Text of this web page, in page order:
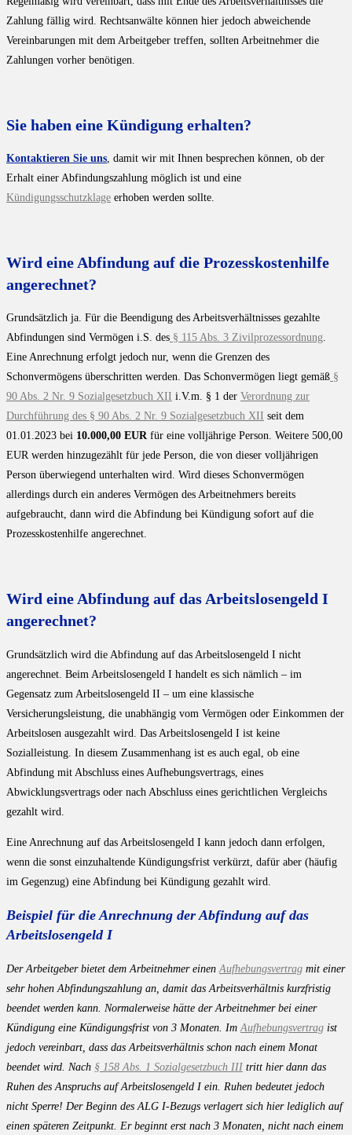
Zahlung fällig wird. Rechtsanwälte können hier jedoch abweichende
Vereinbarungen mit dem Arbeitgeber treffen, sollten Arbeitnehmer die
Zahlungen vorher benötigen.
Sie haben eine Kündigung erhalten?
Kontaktieren Sie uns, damit wir mit Ihnen besprechen können, ob der
Erhalt einer Abfindungszahlung möglich ist und eine
Kündigungsschutzklage erhoben werden sollte.
Wird eine Abfindung auf die Prozesskostenhilfe
angerechnet?
Grundsätzlich ja. Für die Beendigung des Arbeitsverhältnisses gezahlte
Abfindungen sind Vermögen i.S. des § 115 Abs. 3 Zivilprozessordnung.
Eine Anrechnung erfolgt jedoch nur, wenn die Grenzen des
Schonvermögens überschritten werden. Das Schonvermögen liegt gemäß §
90 Abs. 2 Nr. 9 Sozialgesetzbuch XII i.V.m. § 1 der Verordnung zur
Durchführung des § 90 Abs. 2 Nr. 9 Sozialgesetzbuch XII seit dem
01.01.2023 bei 10.000,00 EURfür eine volljährige Person. Weitere 500,00
EUR werden hinzugezählt für jede Person, die von dieser volljährigen
Person überwiegend unterhalten wird. Wird dieses Schonvermögen
allerdings durch ein anderes Vermögen des Arbeitnehmers bereits
aufgebraucht, dann wird die Abfindung bei Kündigung sofort auf die
Prozesskostenhilfe angerechnet.
Wird eine Abfindung auf das Arbeitslosengeld I
angerechnet?
Grundsätzlich wird die Abfindung auf das Arbeitslosengeld I nicht
angerechnet. Beim Arbeitslosengeld I handelt es sich nämlich – im
Gegensatz zum Arbeitslosengeld II – um eine klassische
Versicherungsleistung, die unabhängig vom Vermögen oder Einkommen der
Arbeitslosen ausgezahlt wird. Das Arbeitslosengeld I ist keine
Sozialleistung. In diesem Zusammenhang ist es auch egal, ob eine
Abfindung mit Abschluss eines Aufhebungsvertrags, eines
Abwicklungsvertrags oder nach Abschluss eines gerichtlichen Vergleichs
gezahlt wird.
Eine Anrechnung auf das Arbeitslosengeld I kann jedoch dann erfolgen,
wenn die sonst einzuhaltende Kündigungsfrist verkürzt, dafür aber (häufig
im Gegenzug) eine Abfindung bei Kündigung gezahlt wird.
Beispiel für die Anrechnung der Abfindung auf das
Arbeitslosengeld I
Der Arbeitgeber bietet dem Arbeitnehmer einen Aufhebungsvertrag mit einer
sehr hohen Abfindungszahlung an, damit das Arbeitsverhältnis kurzfristig
beendet werden kann. Normalerweise hätte der Arbeitnehmer bei einer
Kündigung eine Kündigungsfrist von 3 Monaten. Im Aufhebungsvertrag ist
jedoch vereinbart, dass das Arbeitsverhältnis schon nach einem Monat
beendet wird. Nach § 158 Abs. 1 Sozialgesetzbuch III tritt hier dann das
Ruhen des Anspruchs auf Arbeitslosengeld I ein. Ruhen bedeutet jedoch
nicht Sperre! Der Beginn des ALG I-Bezugs verlagert sich hier lediglich auf
einen späteren Zeitpunkt. Er beginnt erst nach 3 Monaten, nicht nach einem